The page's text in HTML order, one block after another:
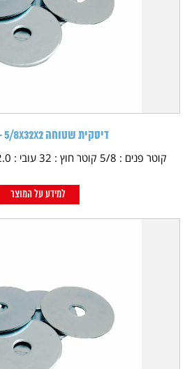
דיסקית שטוחה 5/8X32X2 - מגולוון
קוטר פנים : 5/8 קוטר חוץ : 32 עובי : 1.5-2.0 כמות בקופסא...
למידע על המוצר